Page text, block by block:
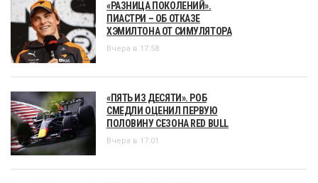
«РАЗНИЦА ПОКОЛЕНИЙ».
ПИАСТРИ – ОБ ОТКАЗЕ
ХЭМИЛТОНА ОТ СИМУЛЯТОРА
Вчера в 17:58
«ПЯТЬ ИЗ ДЕСЯТИ». РОБ
СМЕДЛИ ОЦЕНИЛ ПЕРВУЮ
ПОЛОВИНУ СЕЗОНА RED BULL
Вчера в 17:01